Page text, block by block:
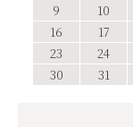
9
10
16
17
23
24
30
31